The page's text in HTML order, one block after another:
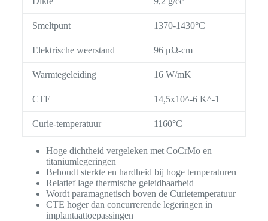
Smeltpunt 1370-1430°C
Elektrische weerstand 96 μΩ-cm
Warmtegeleiding 16 W/mK
CTE 14,5x10^-6 K^-1
Curie-temperatuur 1160°C
Hoge dichtheid vergeleken met CoCrMo en
titaniumlegeringen
Behoudt sterkte en hardheid bij hoge temperaturen
Relatief lage thermische geleidbaarheid
Wordt paramagnetisch boven de Curietemperatuur
CTE hoger dan concurrerende legeringen in
implantaattoepassingen